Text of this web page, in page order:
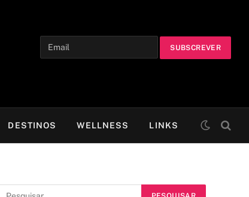
DESTINOS WELLNESS LINKS